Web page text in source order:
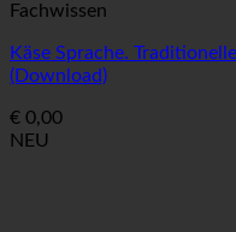
Fachwissen
Käse Sprache.
(Download)
€ 0,00
NEU